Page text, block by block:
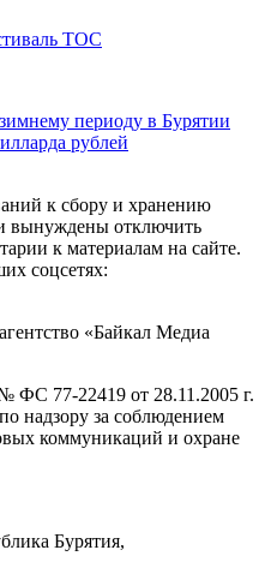
ТОС
периоду в Бурятии
рублей
к сбору и хранению
вынуждены отключить
к материалам на сайте.
соцсетях:
«Байкал Медиа
77-22419 от 28.11.2005 г.
надзору за соблюдением
коммуникаций и охране
Бурятия,